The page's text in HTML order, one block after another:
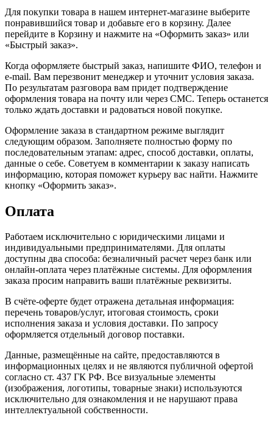
Для покупки товара в нашем интернет-магазине выберите
понравившийся товар и добавьте его в корзину. Далее
перейдите в Корзину и нажмите на «Оформить заказ» или
«Быстрый заказ».
Когда оформляете быстрый заказ, напишите ФИО, телефон и
e-mail. Вам перезвонит менеджер и уточнит условия заказа.
По результатам разговора вам придет подтверждение
оформления товара на почту или через СМС. Теперь останется
только ждать доставки и радоваться новой покупке.
Оформление заказа в стандартном режиме выглядит
следующим образом. Заполняете полностью форму по
последовательным этапам: адрес, способ доставки, оплаты,
данные о себе. Советуем в комментарии к заказу написать
информацию, которая поможет курьеру вас найти. Нажмите
кнопку «Оформить заказ».
Оплата
Работаем исключительно с юридическими лицами и
индивидуальными предпринимателями. Для оплаты
доступны два способа: безналичный расчет через банк или
онлайн-оплата через платёжные системы. Для оформления
заказа просим направить ваши платёжные реквизиты.
В счёте-оферте будет отражена детальная информация:
перечень товаров/услуг, итоговая стоимость, сроки
исполнения заказа и условия доставки. По запросу
оформляется отдельный договор поставки.
Данные, размещённые на сайте, предоставляются в
информационных целях и не являются публичной офертой
согласно ст. 437 ГК РФ. Все визуальные элементы
(изображения, логотипы, товарные знаки) используются
исключительно для ознакомления и не нарушают права
интеллектуальной собственности.